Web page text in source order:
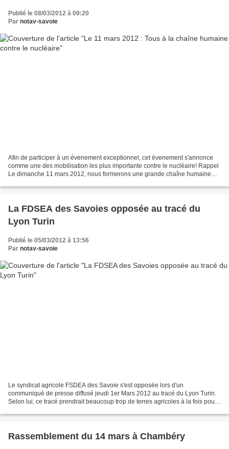
Publié le 08/03/2012 à 09:20
Par notav-savoie
Afin de participer à un évenement exceptionnel, cet évenement s'annonce
comme une des mobilisation les plus importante contre le nucléaire! Rappel
Le dimanche 11 mars 2012, nous formerons une grande chaîne humaine
La FDSEA des Savoies opposée au tracé du
Lyon Turin
Publié le 05/03/2012 à 13:56
Par notav-savoie
Le syndicat agricole FSDEA des Savoie s'est opposée lors d'un
communiqué de presse diffusé jeudi 1er Mars 2012 au tracé du Lyon Turin.
Selon lui, ce tracé prendrait beaucoup trop de terres agricoles à la fois pour
Rassemblement du 14 mars à Chambéry